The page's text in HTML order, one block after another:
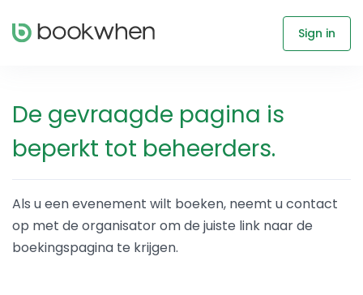
Sign in
De gevraagde pagina is
beperkt tot beheerders.
Als u een evenement wilt boeken, neemt u contact
op met de organisator om de juiste link naar de
boekingspagina te krijgen.